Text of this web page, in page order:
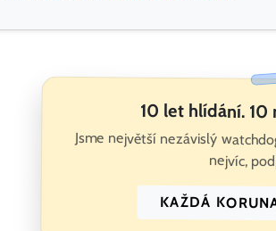
10 let hlídání.
Jsme největší nezávislý
nejvíc,
KAŽDÁ